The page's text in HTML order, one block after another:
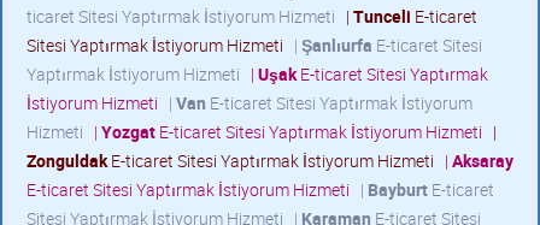
ticaret Sitesi Yaptırmak İstiyorum Hizmeti | Tunceli E-ticaret
Sitesi Yaptırmak İstiyorum Hizmeti | Şanlıurfa E-ticaret Sitesi
Yaptırmak İstiyorum Hizmeti | UşakE-ticaret Sitesi Yaptırmak
İstiyorum Hizmeti | Van E-ticaret Sitesi Yaptırmak İstiyorum
Hizmeti | Yozgat E-ticaret Sitesi Yaptırmak İstiyorum Hizmeti |
ZonguldakE-ticaret Sitesi Yaptırmak İstiyorum Hizmeti | Aksaray
E-ticaret Sitesi Yaptırmak İstiyorum Hizmeti | Bayburt E-ticaret
Sitesi Yaptırmak İstiyorum Hizmeti | Karaman E-ticaret Sitesi